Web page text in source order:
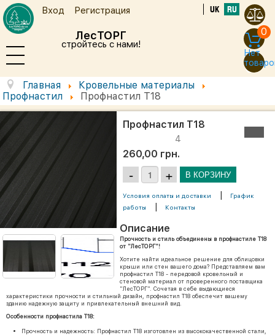
ЛесТОРГ
стройтесь с нами!
Вход Регистрация UK RU
0
Нет
Главная
Кровельные материалы
Профнастил
Профнастил Т18
Профнастил Т18
4
260,00 грн.
Условия оплаты и доставки |
График
работы
| Контакты
Описание
Прочность и стиль объединены в профнастиле Т18
от "ЛесТОРГ"!
Хотите найти идеальное решение для облицовки
крыши или стен вашего дома? Представляем вам
профнастил Т18 - передовой кровельный и
стеновой материал от проверенного поставщика
"ЛесТОРГ". Сочетая в себе выдающиеся
характеристики прочности и стильный дизайн, профнастил Т18 обеспечит вашему
зданию надежную защиту и привлекательный внешний вид.
Особенности профнастила Т18:
Прочность и надежность: Профнастил Т18 изготовлен из высококачественной стали,